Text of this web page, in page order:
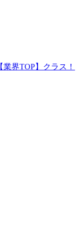
界TOP】クラス！